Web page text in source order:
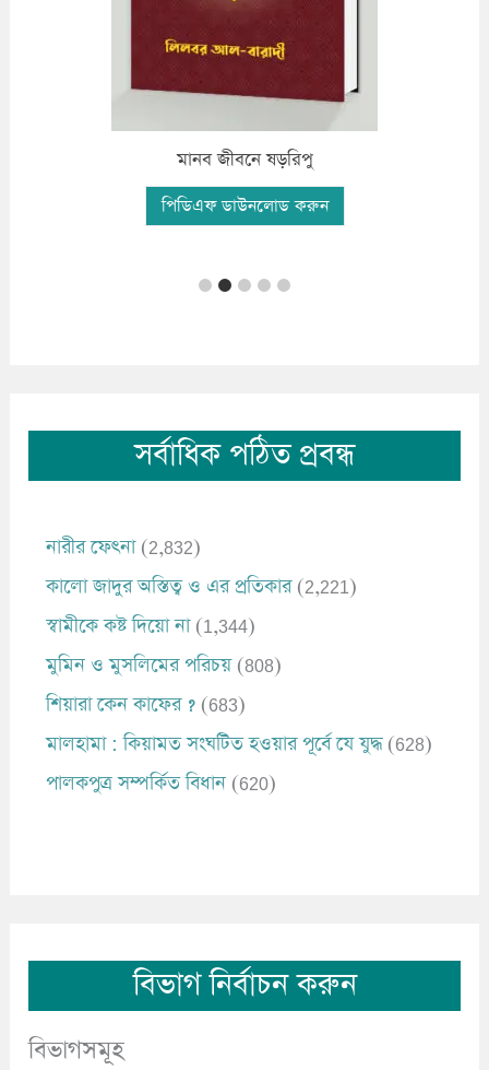
ফযীলতপূর্ন দো’আ ও যিকির
পিডিএফ ডাউনলোড করুন
সর্বাধিক পঠিত প্রবন্ধ
নারীর ফেৎনা (2,832)
কালো জাদুর অস্তিত্ব ও এর প্রতিকার (2,221)
স্বামীকে কষ্ট দিয়ো না (1,344)
মুমিন ও মুসলিমের পরিচয় (808)
শিয়ারা কেন কাফের ? (683)
মালহামা : কিয়ামত সংঘটিত হওয়ার পূর্বে যে যুদ্ধ (628)
পালকপুত্র সম্পর্কিত বিধান (620)
বিভাগ নির্বাচন করুন
বিভাগসমূহ